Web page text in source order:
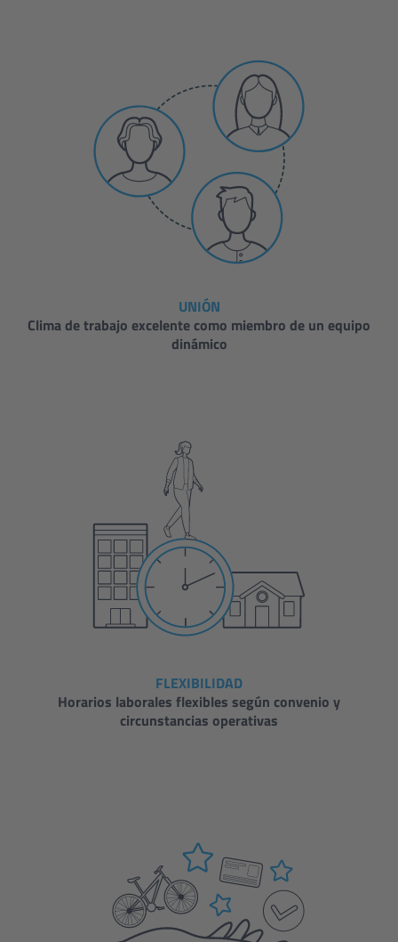
UNIÓN
Clima de trabajo excelente como miembro de un equipo
dinámico
FLEXIBILIDAD
Horarios laborales flexibles según convenio y
circunstancias operativas